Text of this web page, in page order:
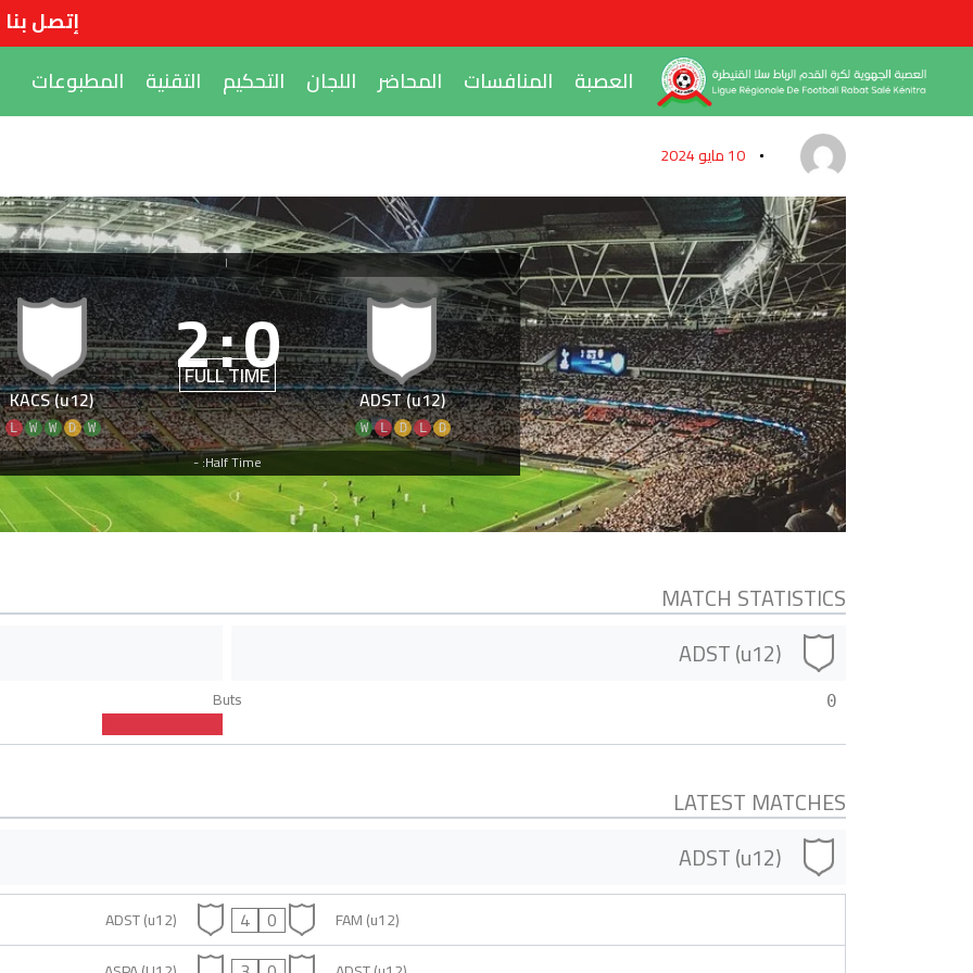
إتصل بنا
العصبة
المنافسات المحاضر اللجان التحكيم التقنية المطبوعات
10 مايو 2024
|
ADST (u12)
D
L
D
L
W
0
:
2
FULL TIME
KACS (u12)
W
D
W
W
L
Half Time: -
MATCH STATISTICS
ADST (u12)
0
Buts
LATEST MATCHES
ADST (u12)
ADST (u12) 4 0
FAM (u12)